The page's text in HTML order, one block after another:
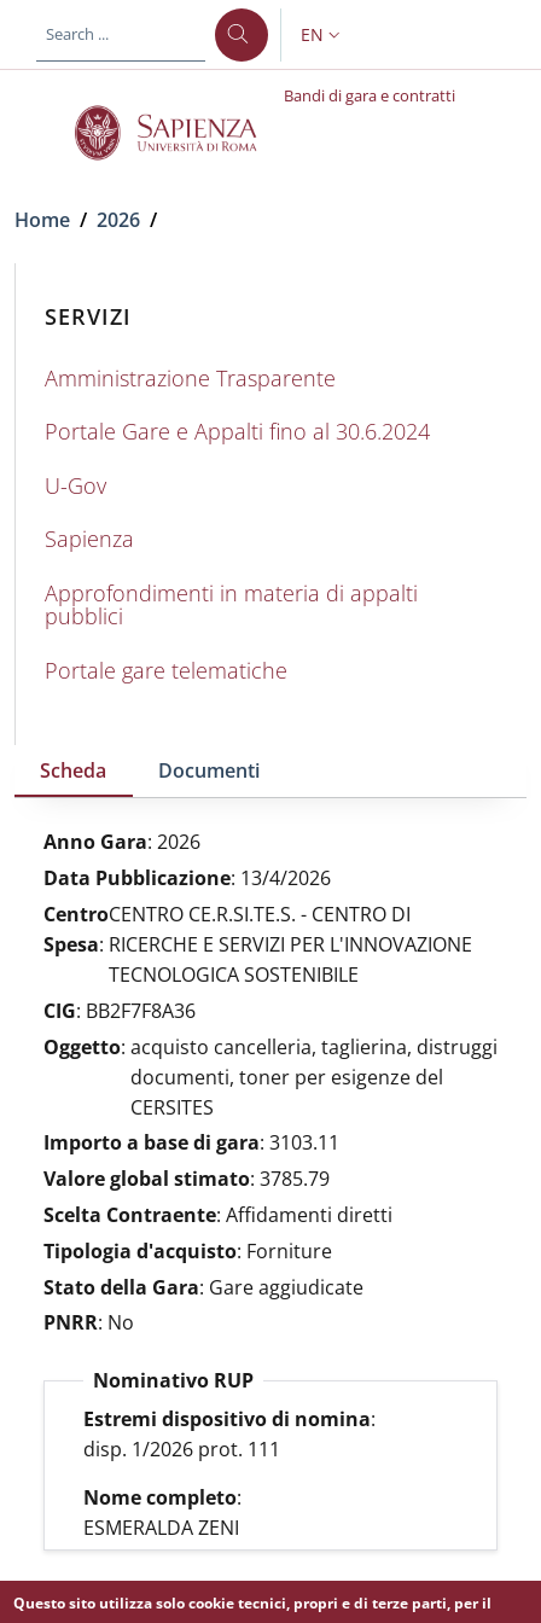
LANGUAGE SWITCHER:
EN
Bandi di gara e contratti
Breadcrumb
Home / 2026 /
SERVIZI
Amministrazione Trasparente
Portale Gare e Appalti fino al 30.6.2024
U-Gov
Sapienza
Approfondimenti in materia di appalti
pubblici
Portale gare telematiche
Scheda Documenti
Anno Gara: 2026
Data Pubblicazione: 13/4/2026
Centro
Spesa:
CENTRO CE.R.SI.TE.S. - CENTRO DI
RICERCHE E SERVIZI PER L'INNOVAZIONE
TECNOLOGICA SOSTENIBILE
CIG: BB2F7F8A36
Oggetto: acquisto cancelleria, taglierina, distruggi
documenti, toner per esigenze del
CERSITES
Importo a base di gara: 3103.11
Valore global stimato: 3785.79
Scelta Contraente: Affidamenti diretti
Tipologia d'acquisto: Forniture
Stato della Gara: Gare aggiudicate
PNRR: No
Nominativo RUP
Estremi dispositivo di nomina:
disp. 1/2026 prot. 111
Nome completo:
ESMERALDA ZENI
Questo sito utilizza solo cookie tecnici, propri e di terze parti, per il